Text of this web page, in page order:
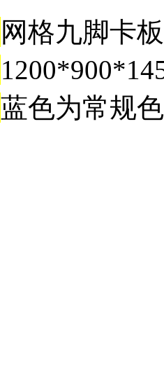
网格九脚卡
蓝色为常规